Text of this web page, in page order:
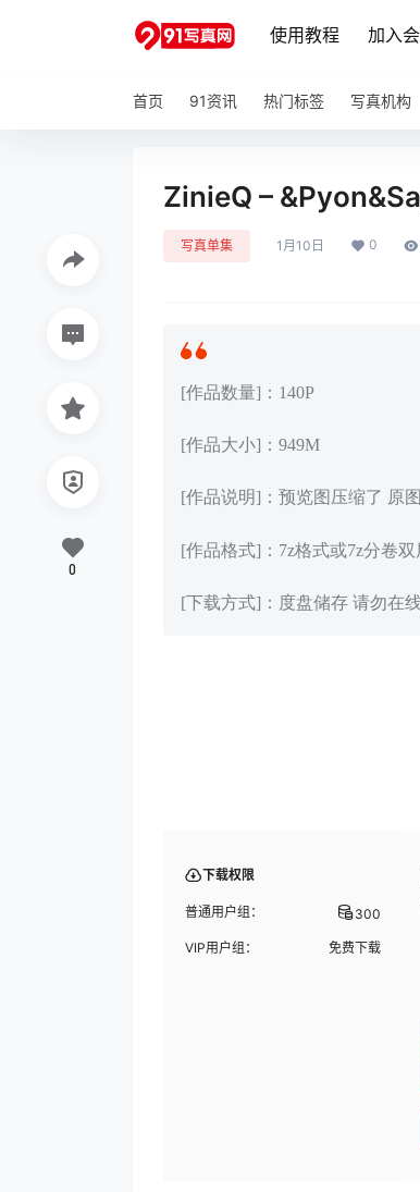
使用教程 加入
首页 91资讯 热门标签 写真机构
ZinieQ –
写真单集 1月10日 0
[作品数量]：140P
[作品大小]：949M
[作品说明]：预览图压缩了 原
[作品格式]：7z格式或7z分卷
[下载方式]：度盘储存 请勿在
下载权限
普通用户组： 300
VIP用户组： 免费下载
0